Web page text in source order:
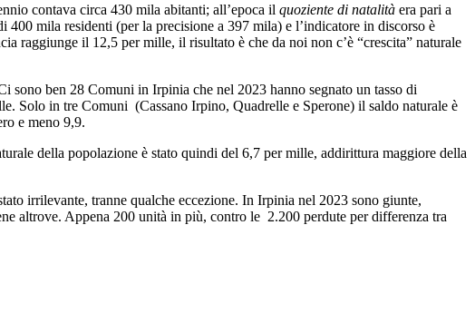
contava circa 430 mila abitanti; all’epoca il quoziente di natalità era pari a
mila residenti (per la precisione a 397 mila) e l’indicatore in discorso è
raggiunge il 12,5 per mille, il risultato è che da noi non c’è “crescita” naturale
sono ben 28 Comuni in Irpinia che nel 2023 hanno segnato un tasso di
Solo in tre Comuni (Cassano Irpino, Quadrelle e Sperone) il saldo naturale è
e meno 9,9.
della popolazione è stato quindi del 6,7 per mille, addirittura maggiore della
irrilevante, tranne qualche eccezione. In Irpinia nel 2023 sono giunte,
altrove. Appena 200 unità in più, contro le 2.200 perdute per differenza tra